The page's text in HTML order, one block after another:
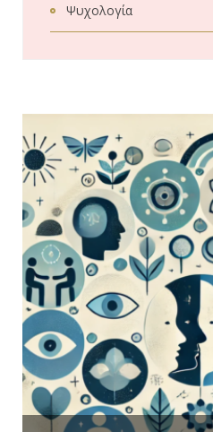
Ψυχολογία